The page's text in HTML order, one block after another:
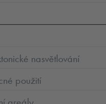
nasvětlování
použití